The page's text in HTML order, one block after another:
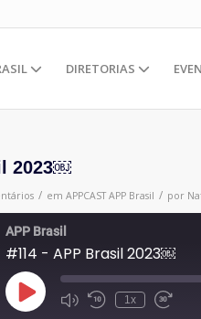
DIRETORIAS
2023￼
/ em APPCAST APP Brasil / por
APP Brasil
#114 - APP Brasil 2023￼
Reproduzir
episódio
1x